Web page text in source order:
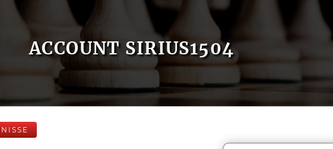
ACCOUNT SIRIUS1504